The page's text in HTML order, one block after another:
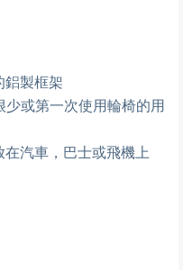
製框架
或第一次使用輪椅的用
汽車，巴士或飛機上